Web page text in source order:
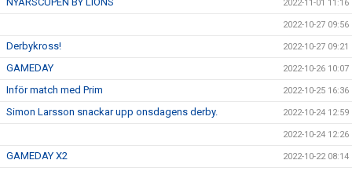
2022-11-01 11:16
2022-10-27 09:56
Derbykross! 2022-10-27 09:21
GAMEDAY 2022-10-26 10:07
Inför match med Prim 2022-10-25 16:36
Simon Larsson snackar upp onsdagens derby. 2022-10-24 12:59
2022-10-24 12:26
GAMEDAY X2 2022-10-22 08:14